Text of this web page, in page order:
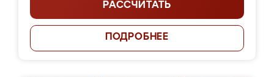
РАССЧИТАТЬ
ПОДРОБНЕЕ